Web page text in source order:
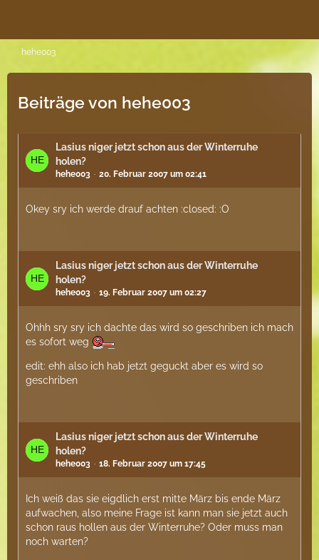
hehe003
Beiträge von hehe003
Lasius niger jetzt schon aus der Winterruhe
holen?
hehe003 20. Februar 2007 um 02:41
Okey sry ich werde drauf achten :closed: :O
Lasius niger jetzt schon aus der Winterruhe
holen?
hehe003 19. Februar 2007 um 02:27
Ohhh sry sry ich dachte das wird so geschriben ich mach
es sofort weg
edit: ehh also ich hab jetzt geguckt aber es wird so
geschriben
Lasius niger jetzt schon aus der Winterruhe
holen?
hehe003 18. Februar 2007 um 17:45
Ich weiß das sie eigdlich erst mitte März bis ende März
aufwachen, also meine Frage ist kann man sie jetzt auch
schon raus hollen aus der Winterruhe? Oder muss man
noch warten?